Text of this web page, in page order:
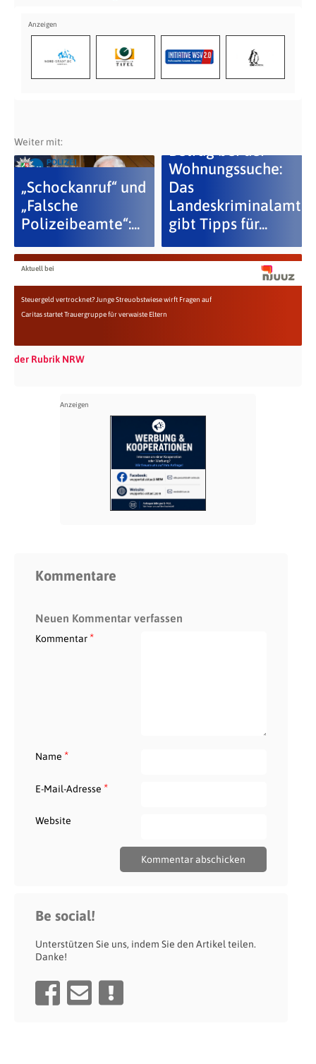
Weiter mit:
„Schockanruf“ und
„Falsche
Polizeibeamte“:...
Wohnungssuche:
Das
Landeskriminalamt
gibt Tipps für...
Aktuell bei
Steuergeld vertrocknet? Junge Streuobstwiese wirft Fragen auf
Caritas startet Trauergruppe für verwaiste Eltern
der Rubrik NRW
Kommentare
Neuen Kommentar verfassen
Kommentar*
Name *
E-Mail-Adresse *
Website
Be social!
Unterstützen Sie uns, indem Sie den Artikel teilen.
Danke!